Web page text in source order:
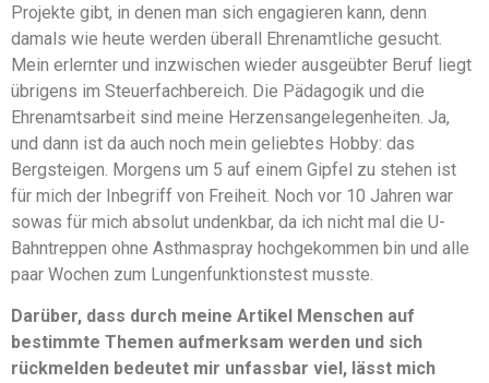
Projekte gibt, in denen man sich engagieren kann, denn
damals wie heute werden überall Ehrenamtliche gesucht.
Mein erlernter und inzwischen wieder ausgeübter Beruf liegt
übrigens im Steuerfachbereich. Die Pädagogik und die
Ehrenamtsarbeit sind meine Herzensangelegenheiten. Ja,
und dann ist da auch noch mein geliebtes Hobby: das
Bergsteigen. Morgens um 5 auf einem Gipfel zu stehen ist
für mich der Inbegriff von Freiheit. Noch vor 10 Jahren war
sowas für mich absolut undenkbar, da ich nicht mal die U-
Bahntreppen ohne Asthmaspray hochgekommen bin und alle
paar Wochen zum Lungenfunktionstest musste.
Darüber, dass durch meine Artikel Menschen auf
bestimmte Themen aufmerksam werden und sich
rückmelden bedeutet mir unfassbar viel, lässt mich